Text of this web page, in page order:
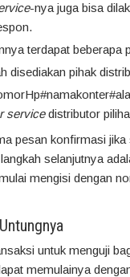
-nya juga bisa
terdapat beberapa
disediakan pihak
servicedistributor
pesan konfirmasi
selanjutnya
mengisi dengan
untuk menguji
memulainya